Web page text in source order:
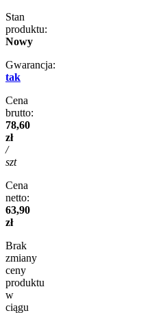
Stan
produktu:
Nowy
Gwarancja:
tak
Cena
brutto:
78,60
zł
/
szt
Cena
netto:
63,90
zł
Brak
zmiany
ceny
produktu
w
ciągu